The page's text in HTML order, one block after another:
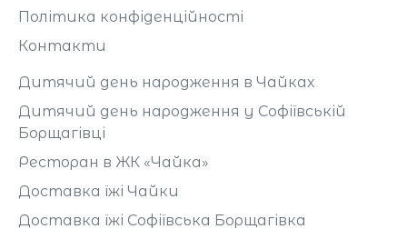
Політика конфіденційності
Контакти
Дитячий день народження в Чайках
Дитячий день народження у Софіївській
Борщагівці
Ресторан в ЖК «Чайка»
Доставка їжі Чайки
Доставка їжі Софіївська Борщагівка